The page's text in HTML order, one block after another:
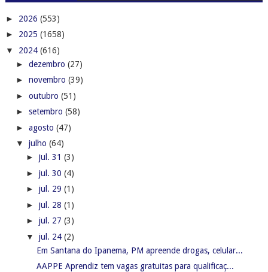
► 2026 (553)
► 2025 (1658)
▼ 2024 (616)
► dezembro (27)
► novembro (39)
► outubro (51)
► setembro (58)
► agosto (47)
▼ julho (64)
► jul. 31 (3)
► jul. 30 (4)
► jul. 29 (1)
► jul. 28 (1)
► jul. 27 (3)
▼ jul. 24 (2)
Em Santana do Ipanema, PM apreende drogas, celular...
AAPPE Aprendiz tem vagas gratuitas para qualificaç...